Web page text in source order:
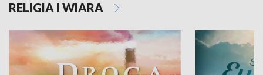
RELIGIA I WIARA